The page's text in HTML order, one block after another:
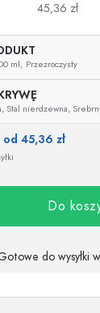
45,36 zł
ml, Przezroczysty
Stal nierdzewna,
od 45,36 zł
Do
do wysyłki